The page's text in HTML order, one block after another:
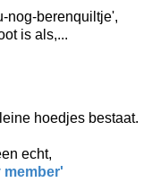
nog-berenquiltje',
is als,...
hoedjes bestaat.
echt,
member'